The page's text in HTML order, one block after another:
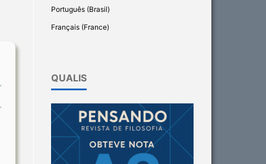
Português (Brasil)
Français (France)
QUALIS